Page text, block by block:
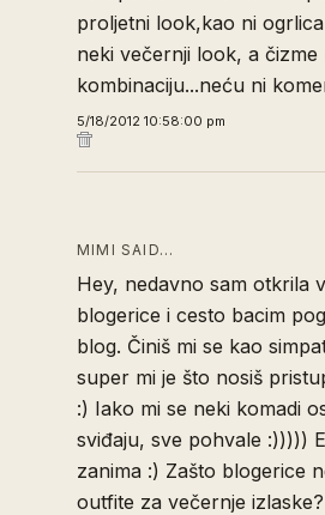
proljetni look,kao ni
neki večernji look, a čizme
kombinaciju...neću ni
5/18/2012 10:58:00 pm
MIMI SAID…
Hey, nedavno sam otkrila
blogerice i cesto bacim
blog. Činiš mi se kao
super mi je što nosiš
:) Iako mi se neki komadi
sviđaju, sve pohvale :)))))
zanima :) Zašto blogerice
outfite za večernje